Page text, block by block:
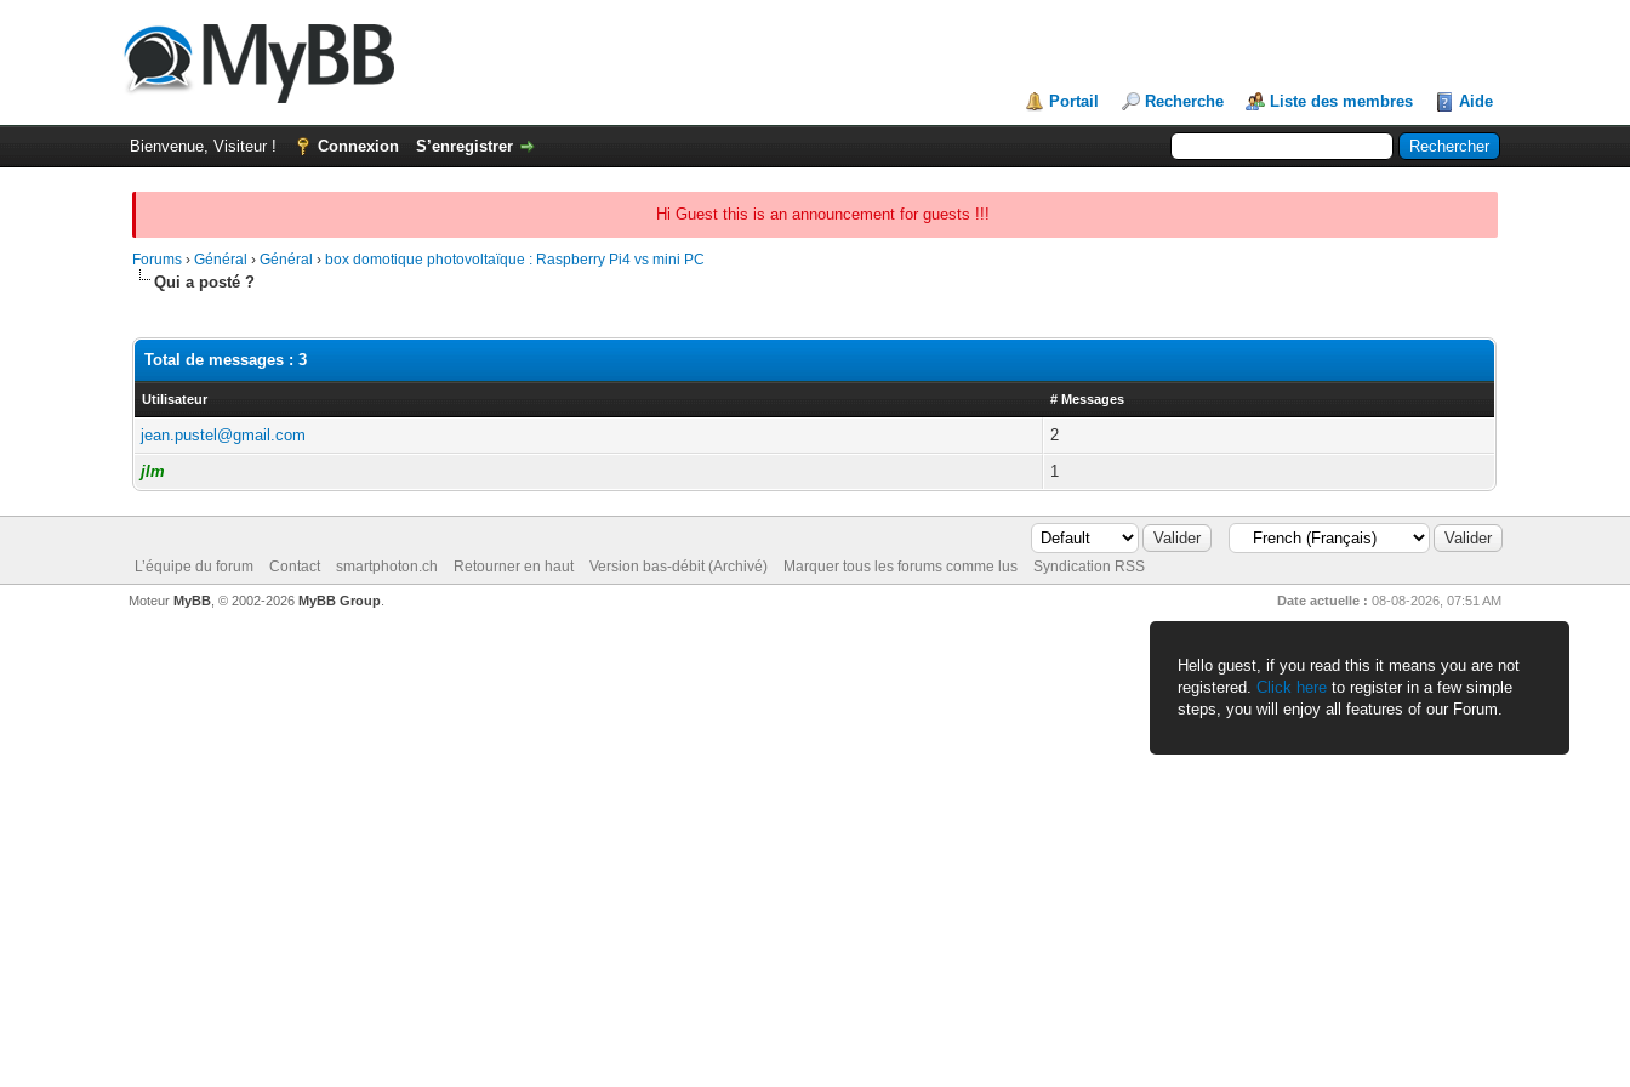
Hello guest, if you read this it means you are not
registered. Click here to register in a few simple
steps, you will enjoy all features of our Forum.
Portail Recherche Liste des membres Aide
Bienvenue, Visiteur ! Connexion S’enregistrer
Hi Guest this is an announcement for guests !!!
Forums ›Général ›Général › box domotique photovoltaïque : Raspberry Pi4 vs mini PC
Qui a posté ?
Total de messages : 3
Utilisateur # Messages
jean.pustel@gmail.com
2
jlm
1
L’équipe du forum Contact smartphoton.ch Retourner en haut Version bas-débit (Archivé) Marquer tous les forums comme lus Syndication RSS
Date actuelle : 08-08-2026, 07:51 AM
Moteur MyBB, © 2002-2026 MyBB Group.